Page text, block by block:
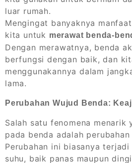
luar rumah.
Mengingat banyaknya
kita untuk merawat benda-
Dengan merawatnya, benda
berfungsi dengan baik, dan
menggunakannya dalam
lama.
Perubahan Wujud Benda:
Salah satu fenomena menarik
pada benda adalah
Perubahan ini biasanya
suhu, baik panas maupun